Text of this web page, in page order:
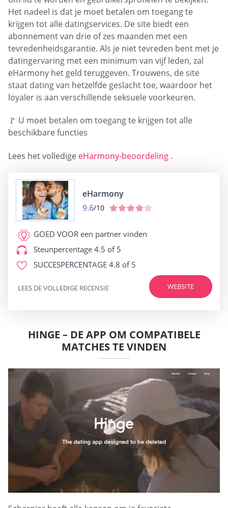
Het nadeel is dat je moet betalen om toegang te
krijgen tot alle datingservices. De site biedt een
abonnement van drie of zes maanden met een
tevredenheidsgarantie. Als je niet tevreden bent met je
datingervaring met een minimum van vijf leden, zal
eHarmony het geld teruggeven. Trouwens, de site
staat dating van hetzelfde geslacht toe, waardoor het
loyaler is aan verschillende seksuele voorkeuren.
🚩 U moet betalen om toegang te krijgen tot alle
beschikbare functies
Lees het volledige eHarmony-beoordeling .
eHarmony
9.6/10
GOED VOOR een partner vinden
Steunpercentage 4.5 of 5
SUCCESPERCENTAGE 4.8 of 5
WEBSITE
LEES DE VOLLEDIGE RECENSIE
HINGE – DE APP OM COMPATIBELE
MATCHES TE VINDEN